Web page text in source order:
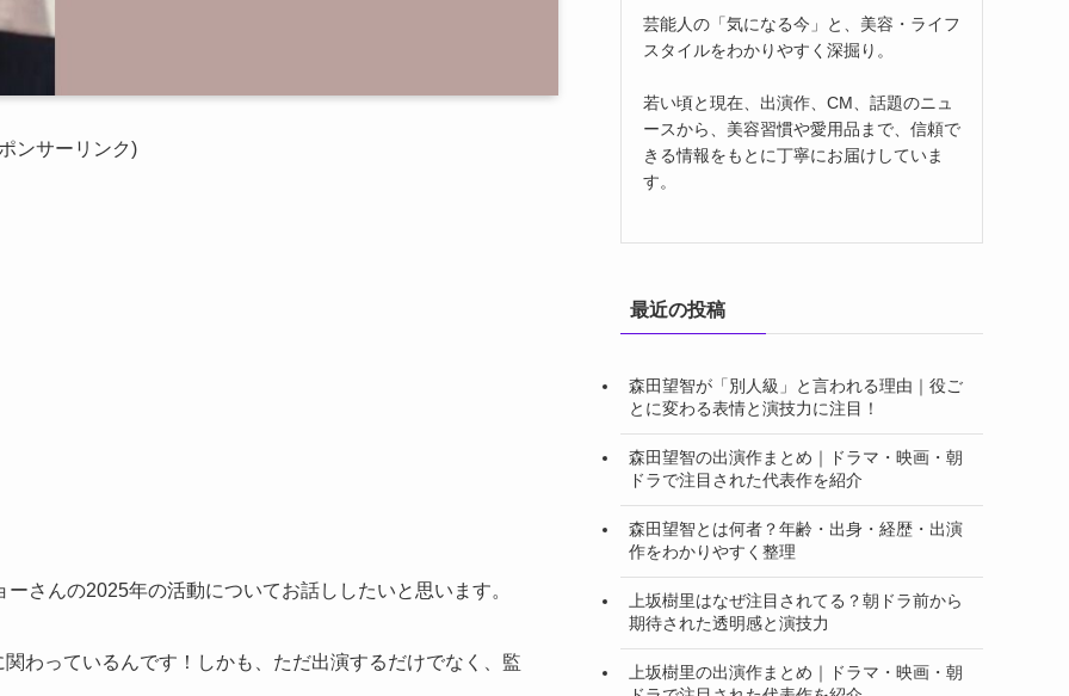
ンサーリンク)
さんの2025年の活動についてお話ししたいと思います。
わっているんです！しかも、ただ出演するだけでなく、監
芸能人の「気になる今」と、美容・ライフ
スタイルをわかりやすく深掘り。
若い頃と現在、出演作、CM、話題のニュ
ースから、美容習慣や愛用品まで、信頼で
きる情報をもとに丁寧にお届けしていま
す。
最近の投稿
森田望智が「別人級」と言われる理由｜役ご
とに変わる表情と演技力に注目！
森田望智の出演作まとめ｜ドラマ・映画・朝
ドラで注目された代表作を紹介
森田望智とは何者？年齢・出身・経歴・出演
作をわかりやすく整理
上坂樹里はなぜ注目されてる？朝ドラ前から
期待された透明感と演技力
上坂樹里の出演作まとめ｜ドラマ・映画・朝